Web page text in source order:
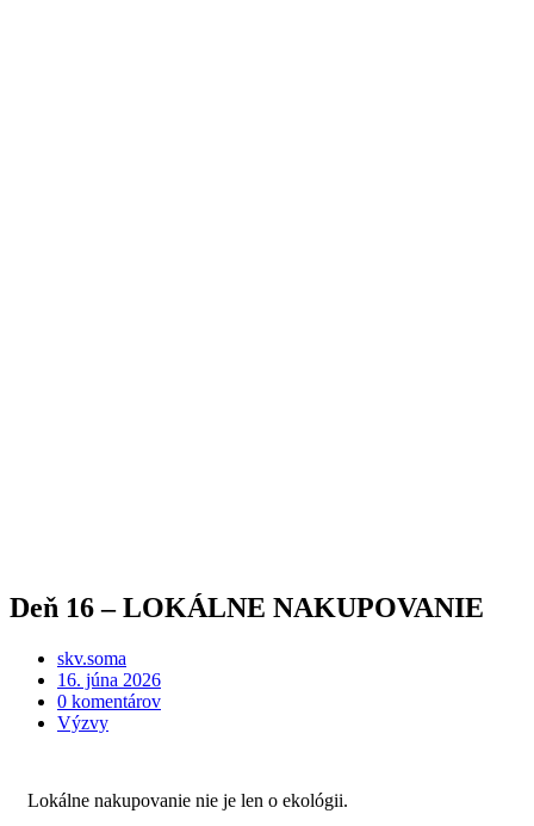
Deň 16 – LOKÁLNE NAKUPOVANIE
skv.soma
16. júna 2026
0 komentárov
Výzvy
Lokálne nakupovanie nie je len o ekológii.